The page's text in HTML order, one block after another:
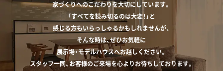
家づくりへのこだわりを大切にしています。
「すべてを読み切るのは大変！」と
感じる方もいらっしゃるかもしれませんが、
そんな時は、ぜひお気軽に
展示場・モデルハウスへお越しください。
スタッフ一同、お客様のご来場を心よりお待ちしております。